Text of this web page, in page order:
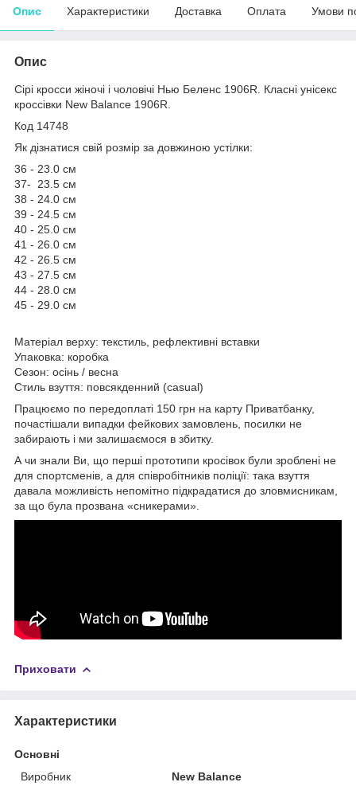
Опис Характеристики Доставка Оплата Умови
Опис
Сірі кросси жіночі і чоловічі Нью Беленс 1906R. Класні унісекс
кроссівки New Balance 1906R.
Код 14748
Як дізнатися свій розмір за довжиною устілки:
36 - 23.0 см
37- 23.5 см
38 - 24.0 см
39 - 24.5 см
40 - 25.0 см
41 - 26.0 см
42 - 26.5 см
43 - 27.5 см
44 - 28.0 см
45 - 29.0 см
Матеріал верху: текстиль, рефлективні вставки
Упаковка: коробка
Сезон: осінь / весна
Стиль взуття: повсякденний (casual)
Працюємо по передоплаті 150 грн на карту Приватбанку,
почастішали випадки фейкових замовлень, посилки не
забирають і ми залишаємося в збитку.
А чи знали Ви, що перші прототипи кросівок були зроблені не
для спортсменів, а для співробітників поліції: така взуття
давала можливість непомітно підкрадатися до зловмисникам,
за що була прозвана «сникерами».
Приховати
Характеристики
Основні
Виробник
New Balance